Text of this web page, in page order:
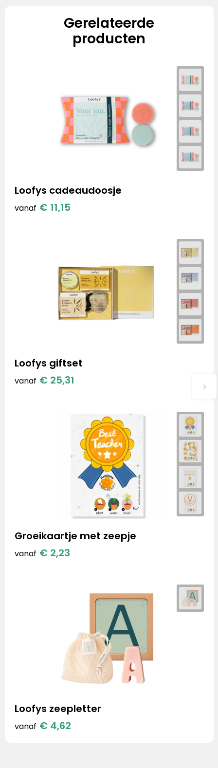
Gerelateerde
producten
Loofys cadeaudoosje
vanaf € 11,15
Loofys giftset
vanaf € 25,31
Groeikaartje met zeepje
vanaf € 2,23
Loofys zeepletter
vanaf € 4,62